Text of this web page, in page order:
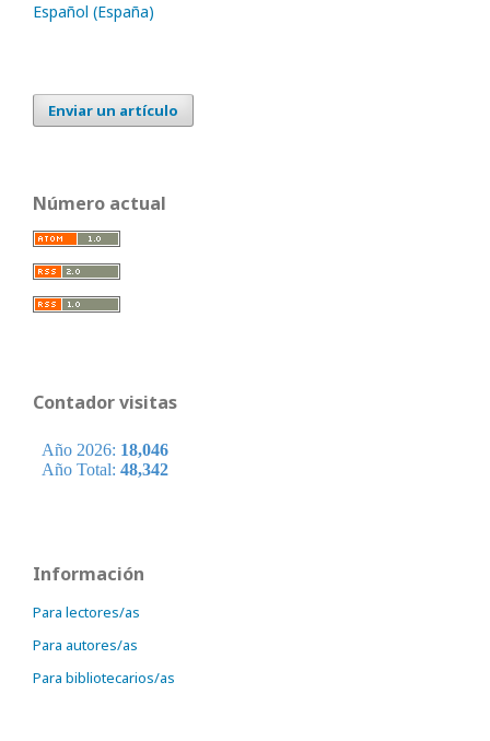
Español (España)
Enviar un artículo
Número actual
Contador visitas
Información
Para lectores/as
Para autores/as
Para bibliotecarios/as